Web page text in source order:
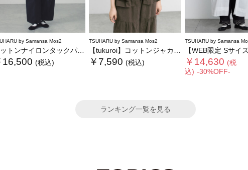
by Samansa Mos2
トンナイロンタックパンツ
16,500 (税込)
TSUHARU by Samansa Mos2
【tukuroi】コットンジャカード製品染めベスト《WEB限定》
￥7,590 (税込)
TSUHARU by Samansa
【WEB限定 Sサイズ】リバーレースピンタッ
￥14,630 (税
込) -30%OFF-
ランキング一覧を見る